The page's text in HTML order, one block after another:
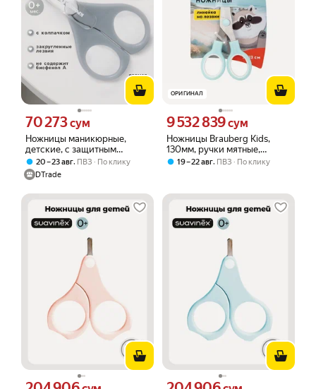
Ножницы маникюрные,
детские, с защитным
колпачком, серые
Цена 70273 сум вместо
70 273сум
20 – 23 авг, ПВЗ
По клику
DTrade
ОРИГИНАЛ
Ножницы Brauberg Kids,
130мм, ручки мятные,
закругленные лезвия с
Цена 9532839 сум вместо
9 532 839сум
19 – 22 авг, ПВЗ По клику
Цена 204906 сум вместо Цена 204906 сум вместо